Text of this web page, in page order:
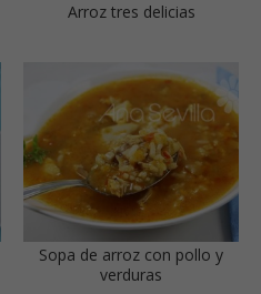
Arroz tres delicias
Sopa de arroz con pollo y
verduras